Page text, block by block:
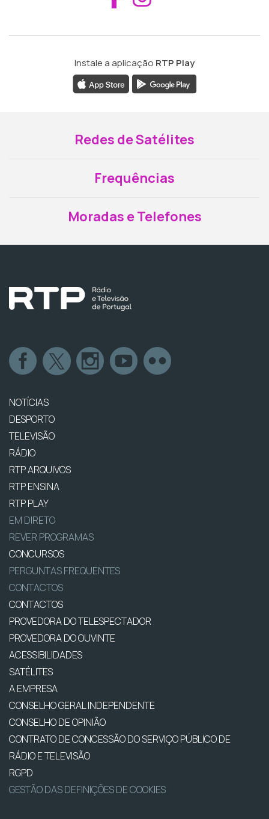
Instale a aplicação RTP Play
Redes de Satélites
Frequências
Moradas e Telefones
NOTÍCIAS
DESPORTO
TELEVISÃO
RÁDIO
RTP ARQUIVOS
RTP ENSINA
RTP PLAY
EM DIRETO
REVER PROGRAMAS
CONCURSOS
PERGUNTAS FREQUENTES
CONTACTOS
CONTACTOS
PROVEDORA DO TELESPECTADOR
PROVEDORA DO OUVINTE
ACESSIBILIDADES
SATÉLITES
A EMPRESA
CONSELHO GERAL INDEPENDENTE
CONSELHO DE OPINIÃO
CONTRATO DE CONCESSÃO DO SERVIÇO PÚBLICO DE
RÁDIO E TELEVISÃO
RGPD
GESTÃO DAS DEFINIÇÕES DE COOKIES